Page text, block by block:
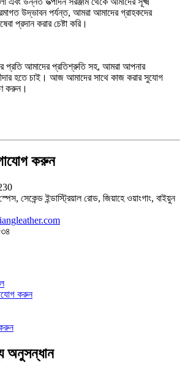
উদ্ভাবন পর্যন্ত, আমরা আমাদের গ্রাহকদের
প্রদান করার চেষ্টা করি।
প্রতি আমাদের প্রতিশ্রুতি সহ, আমরা আপনার
হতে চাই। আজ আমাদের সাথে কাজ করার সুযোগ
করুন।
করুন
সেকেন্ড ইন্ডাস্ট্রিয়াল রোড, জিয়াহে ওয়াংগাং, বাইয়ুন
করুন
অনুসন্ধান